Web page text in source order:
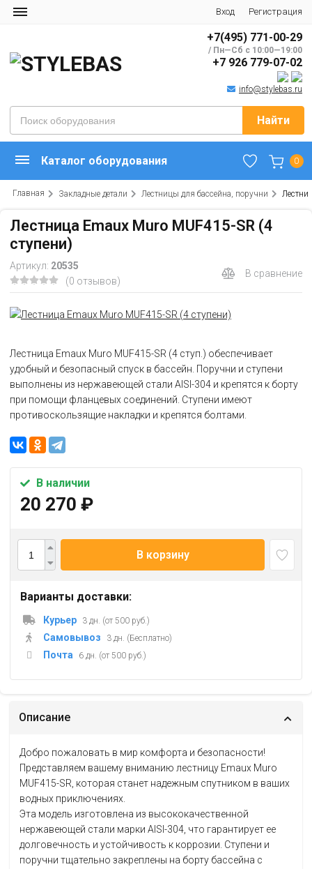
Вход Регистрация
+7(495) 771-00-29
/ Пн—Сб с 10:00—19:00
+7 926 779-07-02
info@stylebas.ru
Найти
0
Каталог оборудования
Главная Закладные детали Лестницы для бассейна, поручни
Лестница Emaux Muro MUF415-SR (4
ступени)
Артикул: 20535
(0 отзывов)
В сравнение
Лестница Emaux Muro MUF415-SR (4 ступ.) обеспечивает
удобный и безопасный спуск в бассейн. Поручни и ступени
выполнены из нержавеющей стали AISI-304 и крепятся к борту
при помощи фланцевых соединений. Ступени имеют
противоскользящие накладки и крепятся болтами.
В наличии
20 270 ₽
В корзину
Варианты доставки:
Курьер 3 дн. (от 500 руб.)
Самовывоз 3 дн. (Бесплатно)
Почта 6 дн. (от 500 руб.)
Описание
Добро пожаловать в мир комфорта и безопасности!
Представляем вашему вниманию лестницу Emaux Muro
MUF415-SR, которая станет надежным спутником в ваших
водных приключениях.
Эта модель изготовлена из высококачественной
нержавеющей стали марки AISI-304, что гарантирует ее
долговечность и устойчивость к коррозии. Ступени и
поручни тщательно закреплены на борту бассейна с